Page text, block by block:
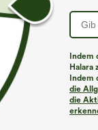
Indem
Halara
Indem
die
die